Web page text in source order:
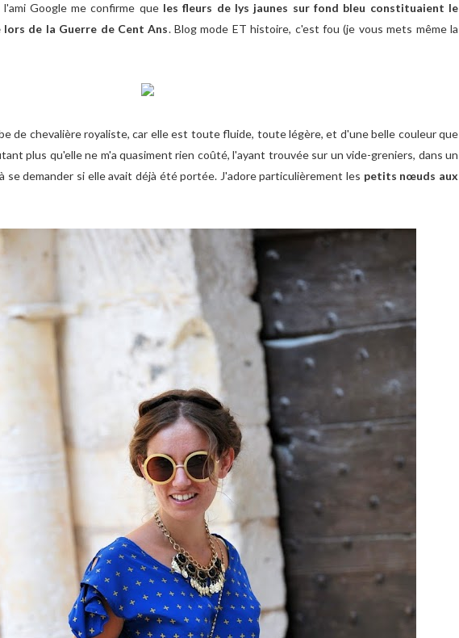
Google me confirme que les fleurs de lys jaunes sur fond bleu constituaient le
de la Guerre de Cent Ans. Blog mode ET histoire, c'est fou (je vous mets même la
de chevalière royaliste, car elle est toute fluide, toute légère, et d'une belle couleur que
plus qu'elle ne m'a quasiment rien coûté, l'ayant trouvée sur un vide-greniers, dans un
demander si elle avait déjà été portée. J'adore particulièrement les petits nœuds aux